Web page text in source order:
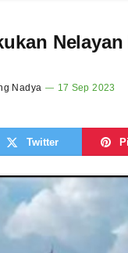
Nadya 17 Sep 2023
Twitter